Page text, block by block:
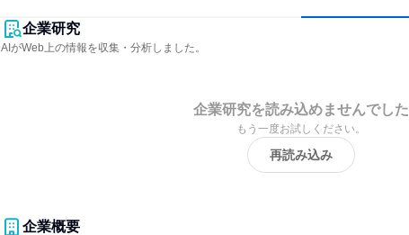
企業研究
AIがWeb上の情報を収集・分析しました。
企業研究を読み込めませんでした
もう一度お試しください。
再読み込み
企業概要